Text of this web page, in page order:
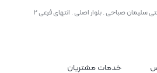
کاشان - آران و بیدگل . شهرک صنعتی سلیمان صباحی . بلوار اصلی . انتهای فرعی ۲
خدمات مشتریان